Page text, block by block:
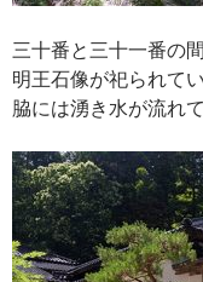
三十番と三十一番の
明王石像が祀られてい
脇には湧き水が流れて